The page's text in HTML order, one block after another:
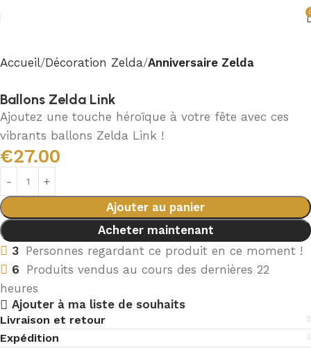
Accueil Décoration Zelda Anniversaire Zelda
Ballons Zelda Link
Ajoutez une touche héroïque à votre fête avec ces
vibrants ballons Zelda Link !
€27.00
Ajouter au panier
Acheter maintenant
3 Personnes regardant ce produit en ce moment !
6 Produits vendus au cours des dernières 22
heures
Ajouter à ma liste de souhaits
Livraison et retour
Expédition